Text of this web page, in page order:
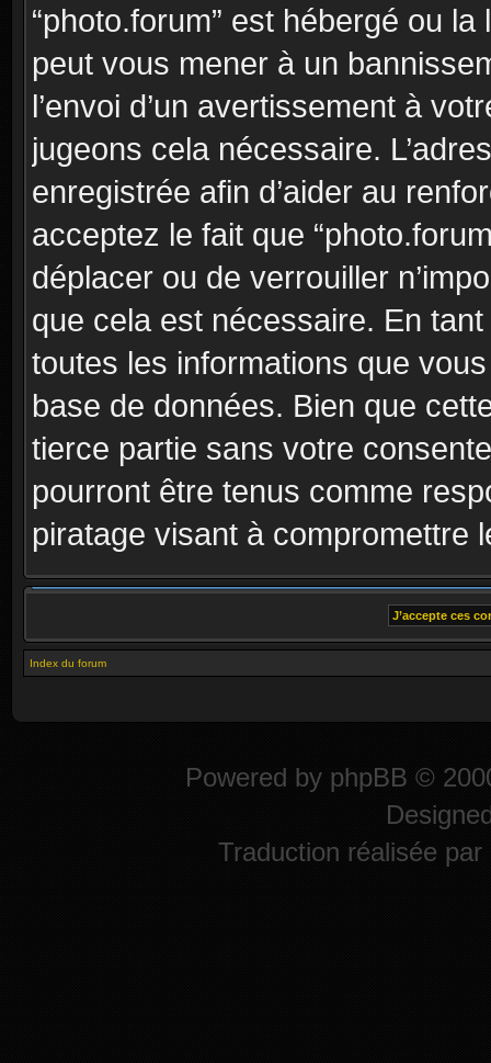
“photo.forum” est hébergé ou
peut vous mener à un
l’envoi d’un avertissement à
jugeons cela nécessaire.
enregistrée afin d’aider au
acceptez le fait que
déplacer ou de verrouiller
que cela est nécessaire. En
toutes les informations que
base de données. Bien que
tierce partie sans votre
pourront être tenus comme
piratage visant à compromettre
Index du forum
Powered by phpBB ©
Traduction réalisée par